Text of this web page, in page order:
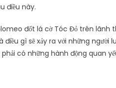
điều này.
đốt lá cờ Tóc Đỏ trên lãnh
gì sẽ xảy ra với những
có những hành động quan